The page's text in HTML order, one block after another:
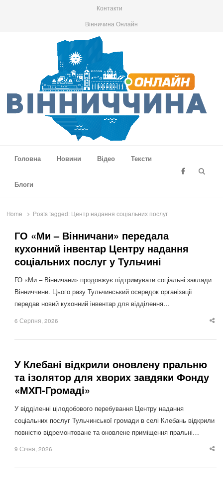
Контакти
Вінничина Онлайн
Головна
Новини Відео Тексти
Блоги
Home Posts tagged: Центр надання соціальних послуг
ГО «Ми – Вінничани» передала
кухонний інвентар Центру надання
соціальних послуг у Тульчині
ГО «Ми – Вінничани» продовжує підтримувати соціальні заклади
Вінниччини. Цього разу Тульчинський осередок організації
передав новий кухонний інвентар для відділення…
6 Серпня, 2026
У Клебані відкрили оновлену пральню
та ізолятор для хворих завдяки Фонду
«МХП-Громаді»
У відділенні цілодобового перебування Центру надання
соціальних послуг Тульчинської громади в селі Клебань відкрили
повністю відремонтоване та оновлене приміщення пральні…
9 Січня, 2026